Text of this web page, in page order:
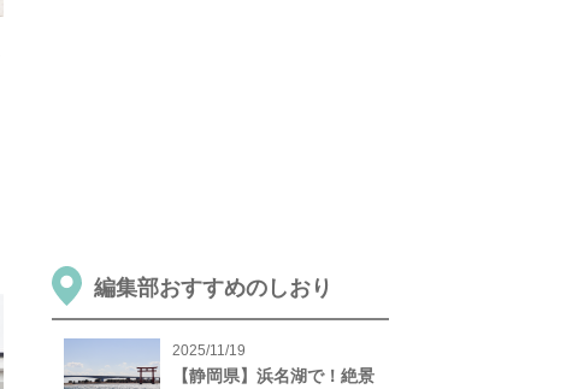
編集部おすすめのしおり
2025/11/19
【静岡県】浜名湖で！絶景